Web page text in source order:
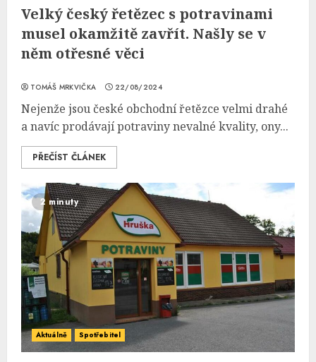
Velký český řetězec s potravinami
musel okamžitě zavřít. Našly se v
něm otřesné věci
TOMÁŠ MRKVIČKA 22/08/2024
Nejenže jsou české obchodní řetězce velmi drahé
a navíc prodávají potraviny nevalné kvality, ony...
PŘEČÍST ČLÁNEK
2 minuty
Aktuálně Spotřebitel